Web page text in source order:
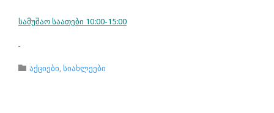
სამუშაო საათები 10:00-15:00
 Category
აქციები, სიახლეები